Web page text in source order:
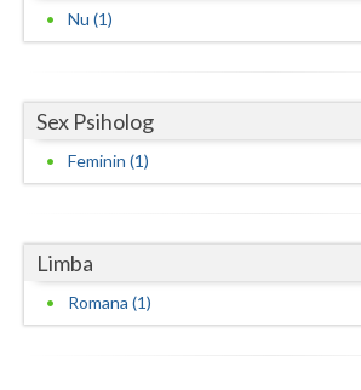
Prahova
Satu-Mare
Sibiu
Teleorman
Timis
Nu (1)
Sex Psiholog
Feminin (1)
Limba
Romana (1)